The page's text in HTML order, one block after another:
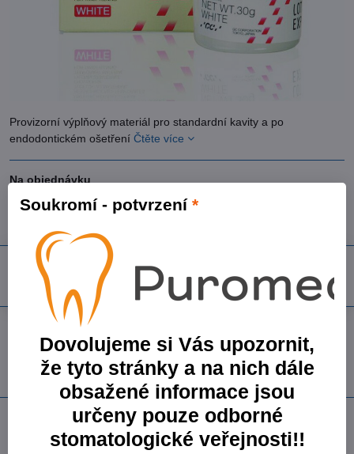
Provizorní výplňový materiál pro standardní kavity a po
endodontickém ošetření Čtěte více
Na objednávku
603,83 Kč
Do košíku
Přidat k Oblíbeným
g000286
Výrobce:GC Corporation
provizorní výplňový materiál pro standardní kavity a po
Soukromí - potvrzení *
Dovolujeme si Vás upozornit,
že tyto stránky a na nich dále
obsažené informace jsou
určeny pouze odborné
stomatologické veřejnosti!!